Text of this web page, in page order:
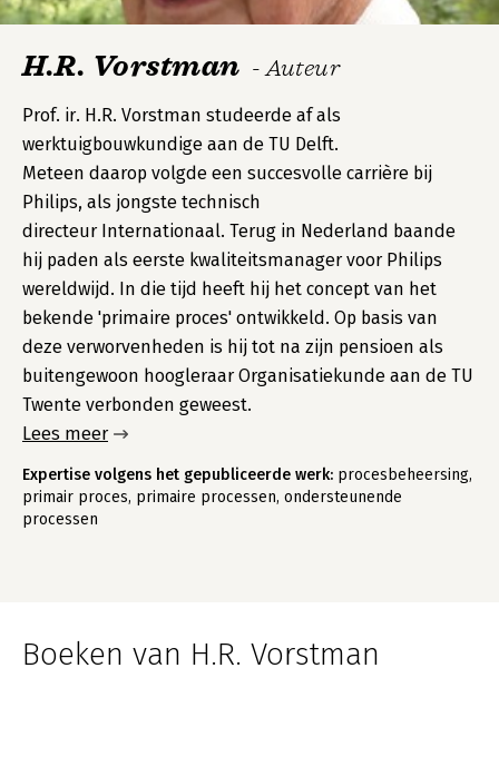
H.R. Vorstman - Auteur
Prof. ir. H.R. Vorstman studeerde af als
werktuigbouwkundige aan de TU Delft.
Meteen daarop volgde een succesvolle carrière bij
Philips, als jongste technisch
directeur Internationaal. Terug in Nederland baande
hij paden als eerste kwaliteitsmanager voor Philips
wereldwijd. In die tijd heeft hij het concept van het
bekende 'primaire proces' ontwikkeld. Op basis van
deze verworvenheden is hij tot na zijn pensioen als
buitengewoon hoogleraar Organisatiekunde aan de TU
Twente verbonden geweest.
Lees meer
Expertise volgens het gepubliceerde werk: procesbeheersing,
primair proces, primaire processen, ondersteunende
processen
Boeken van H.R. Vorstman